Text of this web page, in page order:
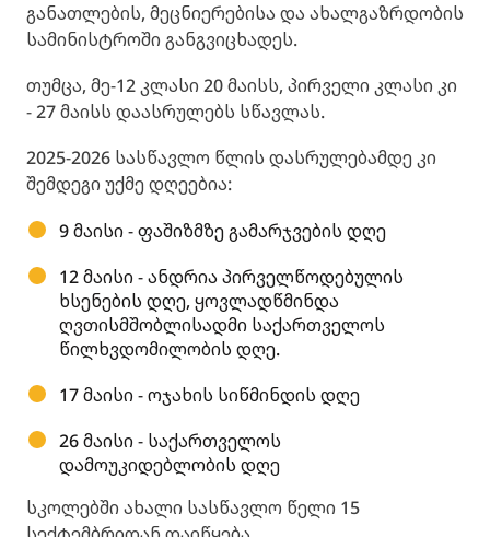
განათლების, მეცნიერებისა და ახალგაზრდობის
სამინისტროში განგვიცხადეს.
თუმცა, მე-12 კლასი 20 მაისს, პირველი კლასი კი
- 27 მაისს დაასრულებს სწავლას.
2025-2026 სასწავლო წლის დასრულებამდე კი
შემდეგი უქმე დღეებია:
9 მაისი - ფაშიზმზე გამარჯვების დღე
12 მაისი - ანდრია პირველწოდებულის
ხსენების დღე, ყოვლადწმინდა
ღვთისმშობლისადმი საქართველოს
წილხვდომილობის დღე.
17 მაისი - ოჯახის სიწმინდის დღე
26 მაისი - საქართველოს
დამოუკიდებლობის დღე
სკოლებში ახალი სასწავლო წელი 15